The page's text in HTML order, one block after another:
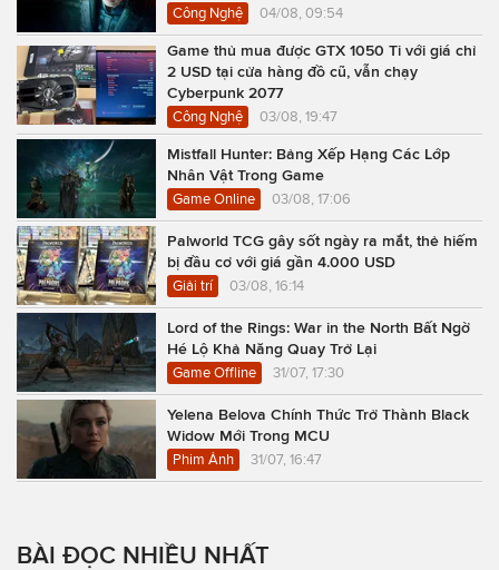
Công Nghệ 04/08, 09:54
Game thủ mua được GTX 1050 Ti với giá chỉ
2 USD tại cửa hàng đồ cũ, vẫn chạy
Cyberpunk 2077
Công Nghệ 03/08, 19:47
Mistfall Hunter: Bảng Xếp Hạng Các Lớp
Nhân Vật Trong Game
Game Online 03/08, 17:06
Palworld TCG gây sốt ngày ra mắt, thẻ hiếm
bị đầu cơ với giá gần 4.000 USD
Giải trí 03/08, 16:14
Lord of the Rings: War in the North Bất Ngờ
Hé Lộ Khả Năng Quay Trở Lại
Game Offline 31/07, 17:30
Yelena Belova Chính Thức Trở Thành Black
Widow Mới Trong MCU
Phim Ảnh 31/07, 16:47
BÀI ĐỌC NHIỀU NHẤT